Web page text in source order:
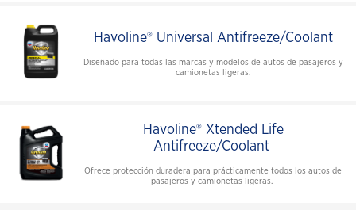
Havoline® Universal Antifreeze/Coolant
Diseñado para todas las marcas y modelos de autos de pasajeros y
camionetas ligeras.
Havoline® Xtended Life
Antifreeze/Coolant
Ofrece protección duradera para prácticamente todos los autos de
pasajeros y camionetas ligeras.